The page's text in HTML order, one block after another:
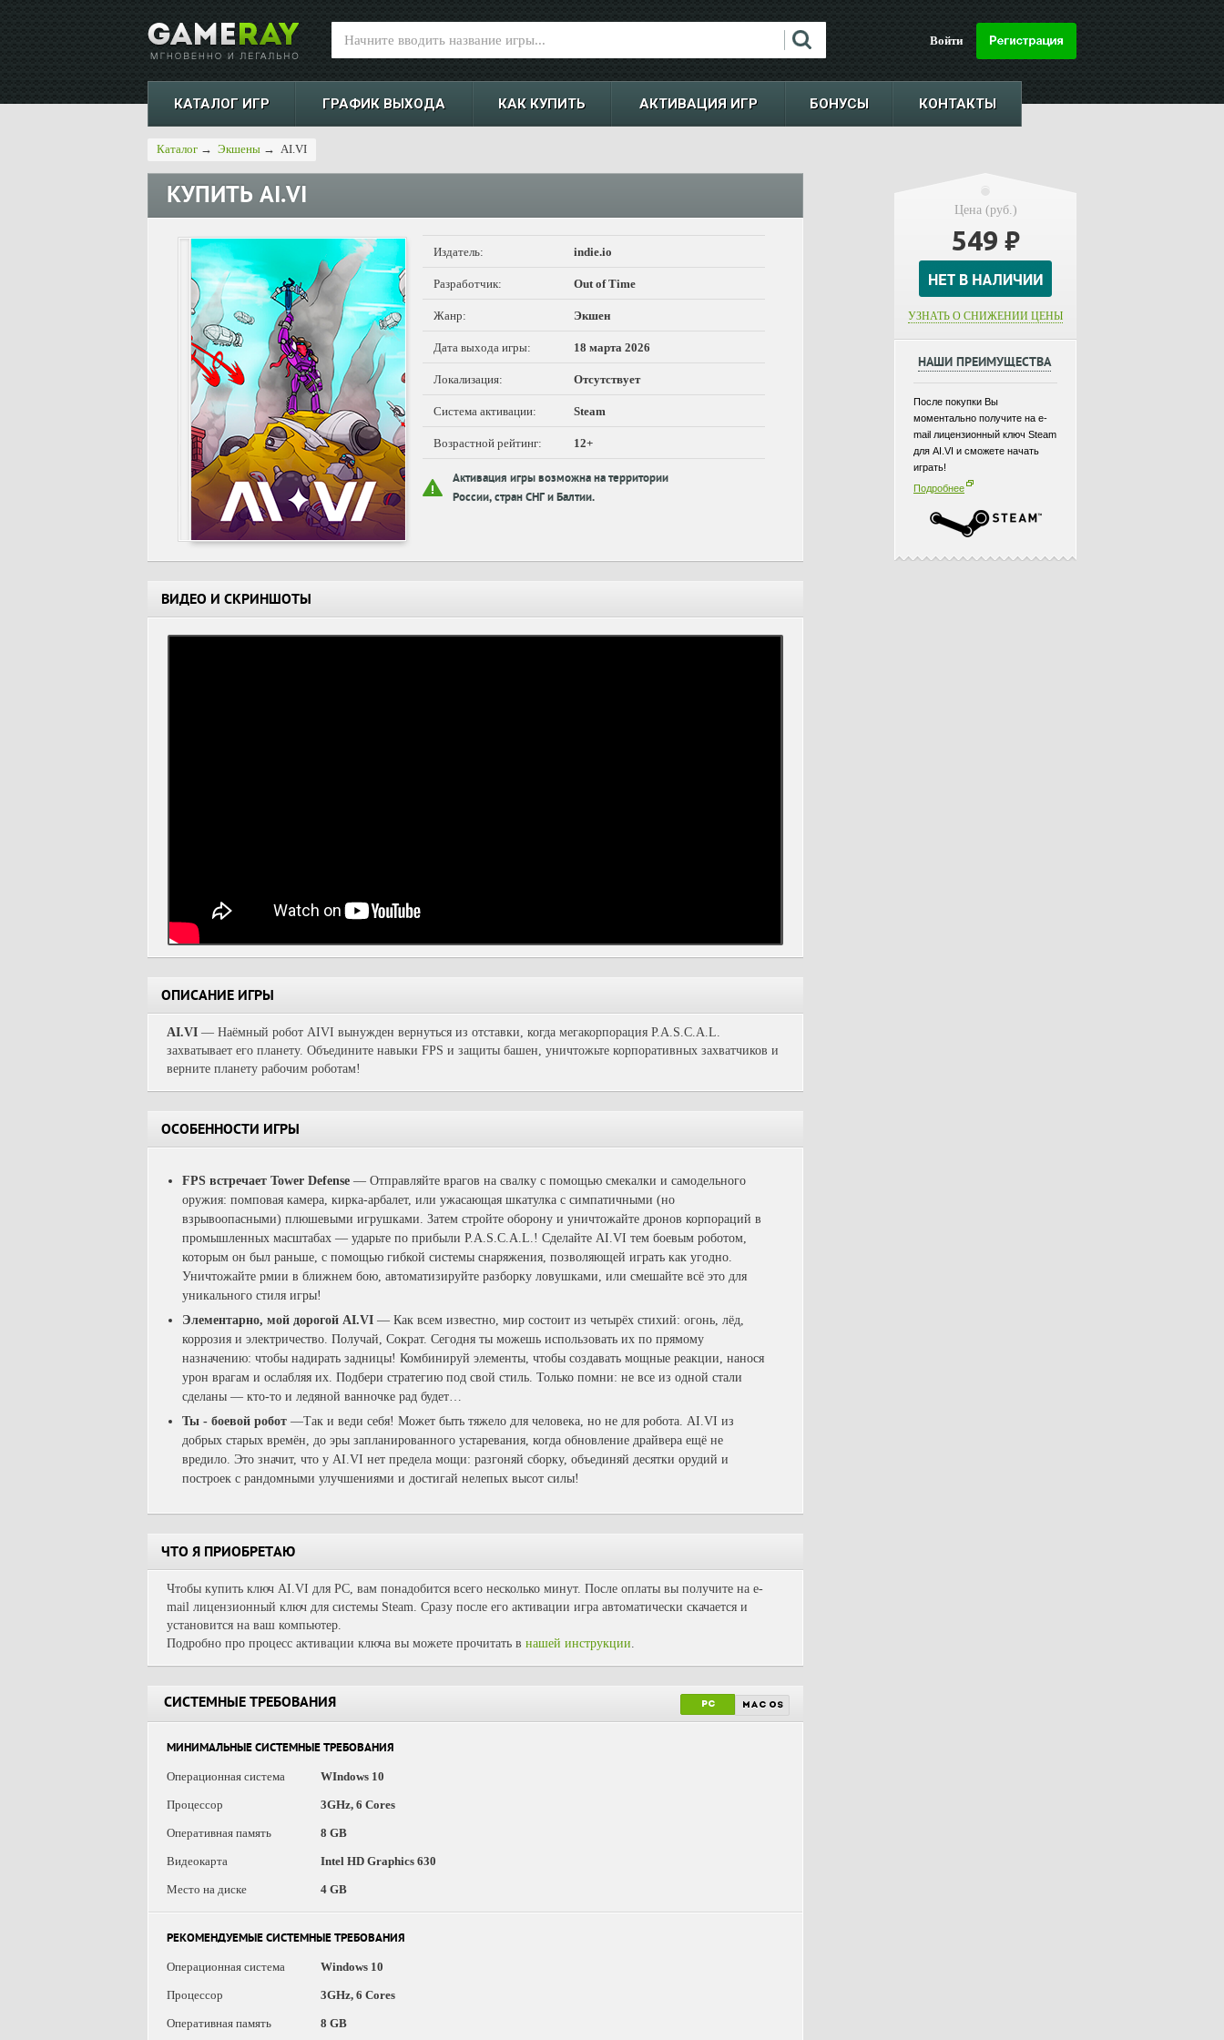
Войти
КАТАЛОГ ИГР ГРАФИК ВЫХОДА КАК КУПИТЬ АКТИВАЦИЯ ИГР БОНУСЫ КОНТАКТЫ
Каталог → Экшены → AI.VI
КУПИТЬ AI.VI
Издатель: indie.io
Разработчик: Out of Time
Жанр: Экшен
Дата выхода игры: 18 марта 2026
Локализация: Отсутствует
Система активации: Steam
Возрастной рейтинг: 12+
Активация игры возможна на территории
России, стран СНГ и Балтии.
ВИДЕО И СКРИНШОТЫ
ОПИСАНИЕ ИГРЫ
AI.VI — Наёмный робот AIVI вынужден вернуться из отставки, когда мегакорпорация P.A.S.C.A.L.
захватывает его планету. Объедините навыки FPS и защиты башен, уничтожьте корпоративных захватчиков и
верните планету рабочим роботам!
ОСОБЕННОСТИ ИГРЫ
FPS встречает Tower Defense — Отправляйте врагов на свалку с помощью смекалки и самодельного
оружия: помповая камера, кирка-арбалет, или ужасающая шкатулка с симпатичными (но
взрывоопасными) плюшевыми игрушками. Затем стройте оборону и уничтожайте дронов корпораций в
промышленных масштабах — ударьте по прибыли P.A.S.C.A.L.! Сделайте AI.VI тем боевым роботом,
которым он был раньше, с помощью гибкой системы снаряжения, позволяющей играть как угодно.
Уничтожайте рмии в ближнем бою, автоматизируйте разборку ловушками, или смешайте всё это для
уникального стиля игры!
Элементарно, мой дорогой AI.VI — Как всем известно, мир состоит из четырёх стихий: огонь, лёд,
коррозия и электричество. Получай, Сократ. Сегодня ты можешь использовать их по прямому
назначению: чтобы надирать задницы! Комбинируй элементы, чтобы создавать мощные реакции, нанося
урон врагам и ослабляя их. Подбери стратегию под свой стиль. Только помни: не все из одной стали
сделаны — кто-то и ледяной ванночке рад будет…
Ты - боевой робот —Так и веди себя! Может быть тяжело для человека, но не для робота. AI.VI из
добрых старых времён, до эры запланированного устаревания, когда обновление драйвера ещё не
вредило. Это значит, что у AI.VI нет предела мощи: разгоняй сборку, объединяй десятки орудий и
построек с рандомными улучшениями и достигай нелепых высот силы!
ЧТО Я ПРИОБРЕТАЮ
Чтобы купить ключ AI.VI для PC, вам понадобится всего несколько минут. После оплаты вы получите на e-
mail лицензионный ключ для системы Steam. Сразу после его активации игра автоматически скачается и
установится на ваш компьютер.
Подробно про процесс активации ключа вы можете прочитать в нашей инструкции.
СИСТЕМНЫЕ ТРЕБОВАНИЯ PC mac os
МИНИМАЛЬНЫЕ СИСТЕМНЫЕ ТРЕБОВАНИЯ
Операционная система
WIndows 10
Процессор 3GHz, 6 Cores
Оперативная память 8 GB
Видеокарта Intel HD Graphics 630
Место на диске 4 GB
РЕКОМЕНДУЕМЫЕ СИСТЕМНЫЕ ТРЕБОВАНИЯ
Операционная система
Windows 10
Процессор 3GHz, 6 Cores
Оперативная память 8 GB
Цена (руб.)
549 ₽
УЗНАТЬ О СНИЖЕНИИ ЦЕНЫ
НАШИ ПРЕИМУЩЕСТВА
После покупки Вы
моментально получите на e-
mail лицензионный ключ Steam
для AI.VI и сможете начать
играть!
Подробнее